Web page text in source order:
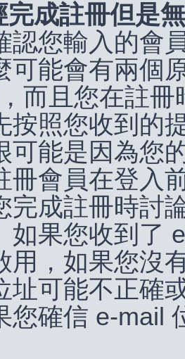
完成註冊但是
認您輸入的會
可能會有兩個
而且您在註
按照您收到的
可能是因為您
冊會員在登入
完成註冊時討
如果您收到了
用，如果您沒
址可能不正確
您確信 e-mail